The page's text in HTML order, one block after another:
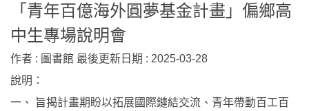
「青年百億海外圓夢基金計畫」偏鄉高
中生專場說明會
作者 : 圖書館 最後更新日期 : 2025-03-28
說明：
一、 旨揭計畫期盼以拓展國際鏈結交流、青年帶動百工百